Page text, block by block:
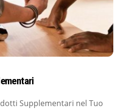
Supplementari nel Tuo